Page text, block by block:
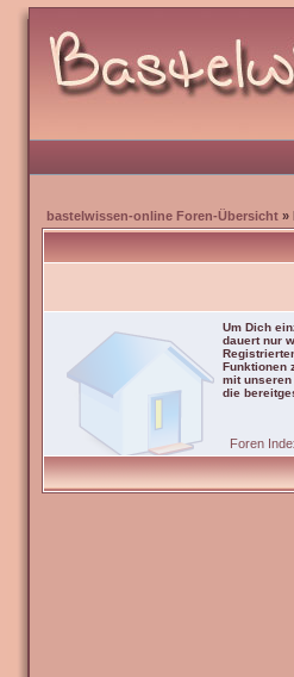
bastelwissen-online Foren-Übersicht »
Um Dich
dauert nur
Funktionen
mit
die
Foren